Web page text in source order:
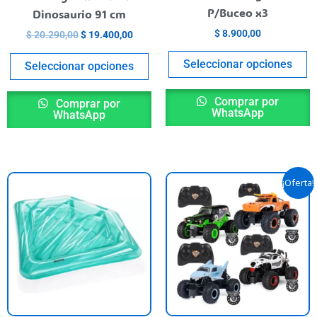
Dinosaurio 91 cm
$20.290,00 $19.400,00
Seleccionar opciones
producto
Comprar por
WhatsApp
P/Buceo x3
$8.900,00
Seleccionar opciones
Comprar por
WhatsApp
¡Oferta!
El
precio
original
era:
$ 88.900,00.
El
es:
$